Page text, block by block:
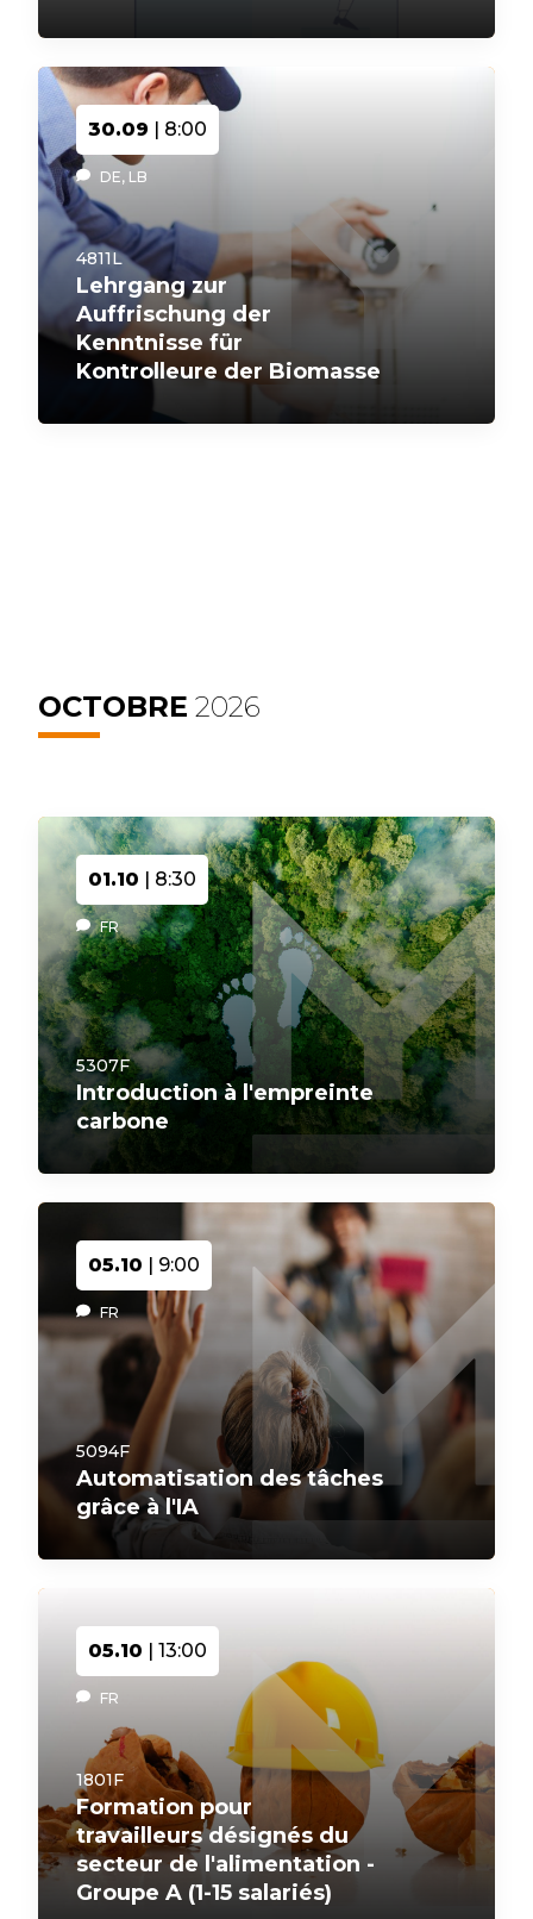
30.09 | 8:00
DE, LB
4811L
Lehrgang zur
Auffrischung der
Kenntnisse für
Kontrolleure der Biomasse
OCTOBRE 2026
01.10 | 8:30
FR
5307F
Introduction à l'empreinte
carbone
05.10 | 9:00
FR
5094F
Automatisation des tâches
grâce à l'IA
05.10 | 13:00
FR
1801F
Formation pour
travailleurs désignés du
secteur de l'alimentation -
Groupe A (1-15 salariés)